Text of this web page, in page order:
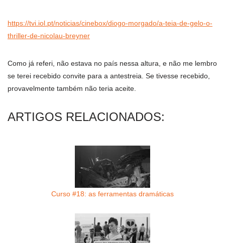
https://tvi.iol.pt/noticias/cinebox/diogo-morgado/a-teia-de-gelo-o-
thriller-de-nicolau-breyner
Como já referi, não estava no país nessa altura, e não me lembro
se terei recebido convite para a antestreia. Se tivesse recebido,
provavelmente também não teria aceite.
ARTIGOS RELACIONADOS:
Curso #18: as ferramentas dramáticas